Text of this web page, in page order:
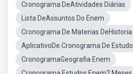
Cronograma DeAtividades Diárias
Lista DeAssuntos Do Enem
Cronograma De Materias DeHistoria
AplicativoDe Cronograma De Estudo
CronogramaGeografia Enem